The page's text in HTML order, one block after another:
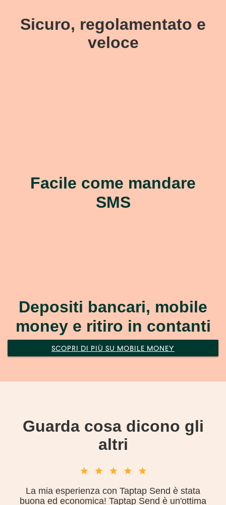
Sicuro, regolamentato e
veloce
Facile come mandare
SMS
Depositi bancari, mobile
money e ritiro in contanti
SCOPRI DI PIÙ SU MOBILE MONEY
Guarda cosa dicono gli
altri
La mia esperienza con Taptap Send è stata
buona ed economica! Taptap Send è un'ottima